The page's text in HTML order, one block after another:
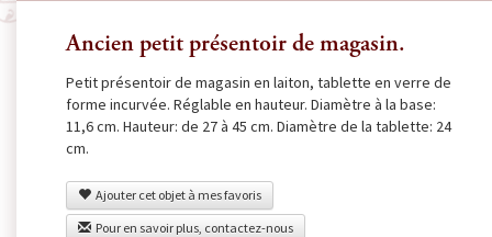
Ancien petit présentoir de magasin.
Petit présentoir de magasin en laiton, tablette en verre de
forme incurvée. Réglable en hauteur. Diamètre à la base:
11,6 cm. Hauteur: de 27 à 45 cm. Diamètre de la tablette: 24
cm.
Ajouter cet objet à mes favoris
Pour en savoir plus, contactez-nous